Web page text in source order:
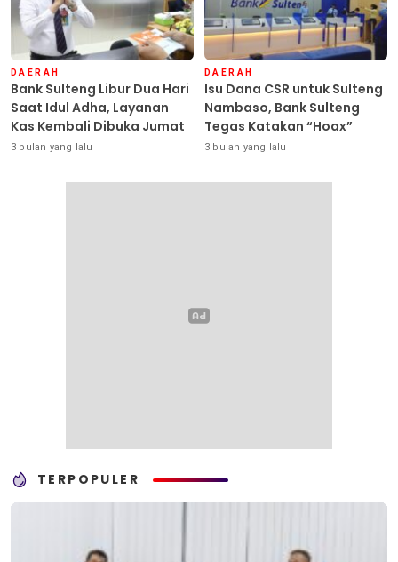
DAERAH
Bank Sulteng Libur Dua Hari
Saat Idul Adha, Layanan
Kas Kembali Dibuka Jumat
3 bulan yang lalu
DAERAH
Isu Dana CSR untuk Sulteng
Nambaso, Bank Sulteng
Tegas Katakan “Hoax”
3 bulan yang lalu
TERPOPULER